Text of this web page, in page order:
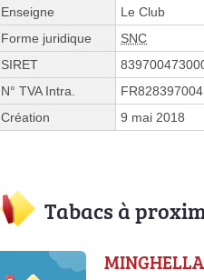
Enseigne
Le Club
Forme juridique
SNC
SIRET
N° TVA Intra.
Création
9 mai 2018
Tabacs à